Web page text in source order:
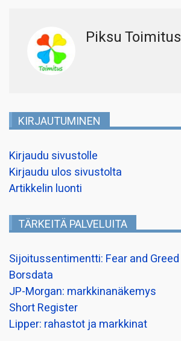
Piksu Toimitus
KIRJAUTUMINEN
Kirjaudu sivustolle
Kirjaudu ulos sivustolta
Artikkelin luonti
TÄRKEITÄ PALVELUITA
Sijoitussentimentti: Fear and Greed
Borsdata
JP-Morgan: markkinanäkemys
Short Register
Lipper: rahastot ja markkinat